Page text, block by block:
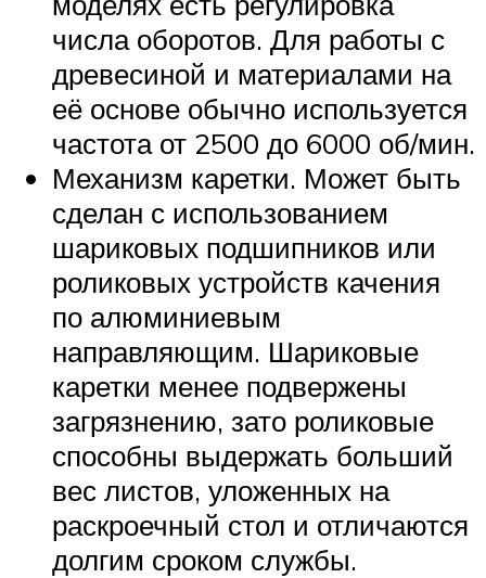
числа оборотов. Для работы с
древесиной и материалами на
её основе обычно используется
частота от 2500 до 6000 об/мин.
Механизм каретки. Может быть
сделан с использованием
шариковых подшипников или
роликовых устройств качения
по алюминиевым
направляющим. Шариковые
каретки менее подвержены
загрязнению, зато роликовые
способны выдержать больший
вес листов, уложенных на
раскроечный стол и отличаются
долгим сроком службы.